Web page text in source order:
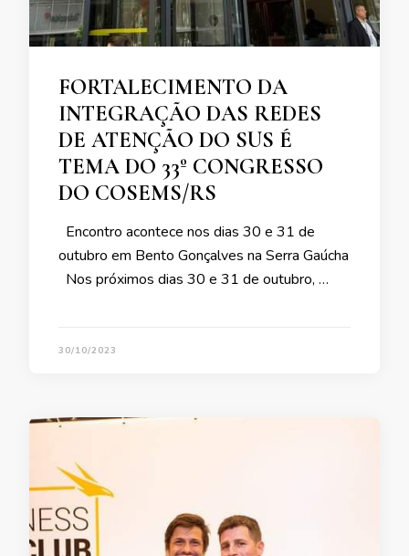
FORTALECIMENTO DA
INTEGRAÇÃO DAS REDES
DE ATENÇÃO DO SUS É
TEMA DO 33º CONGRESSO
DO COSEMS/RS
Encontro acontece nos dias 30 e 31 de
outubro em Bento Gonçalves na Serra Gaúcha
Nos próximos dias 30 e 31 de outubro, …
30/10/2023